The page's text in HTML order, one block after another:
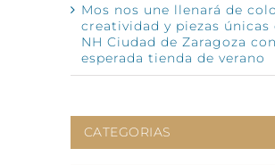
Mos nos une llenará de
creatividad y piezas únicas
NH Ciudad de Zaragoza
esperada tienda de verano
CATEGORIAS